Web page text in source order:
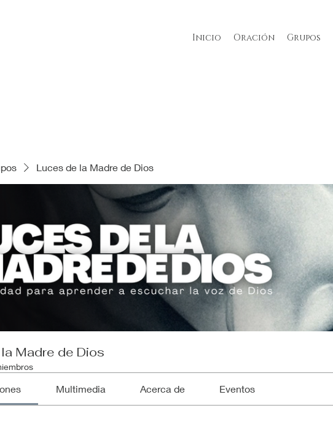
Inicio Oración Grupos
Luces de la Madre de Dios
Madre de Dios
Multimedia Acerca de Eventos